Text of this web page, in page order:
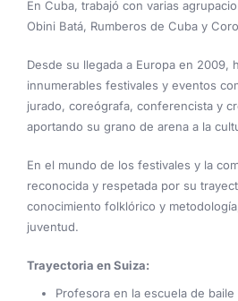
En Cuba, trabajó con varias
Obini Batá, Rumberos de Cuba y
Desde su llegada a Europa en 2009,
innumerables festivales y eventos
jurado, coreógrafa, conferencista y
aportando su grano de arena a la
En el mundo de los festivales y la
reconocida y respetada por su
conocimiento folklórico y
juventud.
Trayectoria en Suiza:
Profesora en la escuela de baile